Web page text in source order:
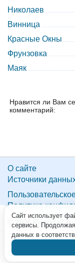
Николаев
Винница
Красные Окны
Фрунзовка
Маяк
Нравится ли Вам
комментарий:
О сайте
Источники
Политика
© 2026 Pogoda7.ru
Сайт использует
сервисы.
данных в